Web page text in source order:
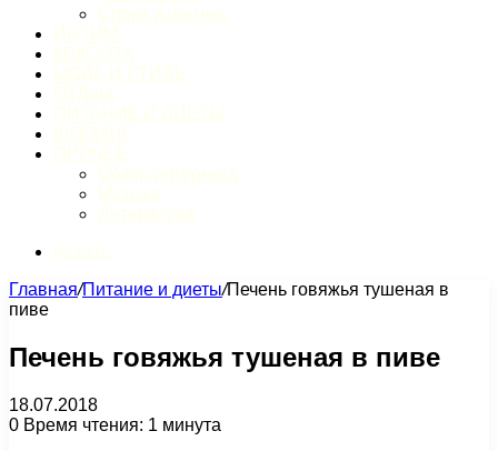
Главная/Питание и диеты/Печень говяжья тушеная в
пиве
Печень говяжья тушеная в пиве
18.07.2018
0 Время чтения: 1 минута